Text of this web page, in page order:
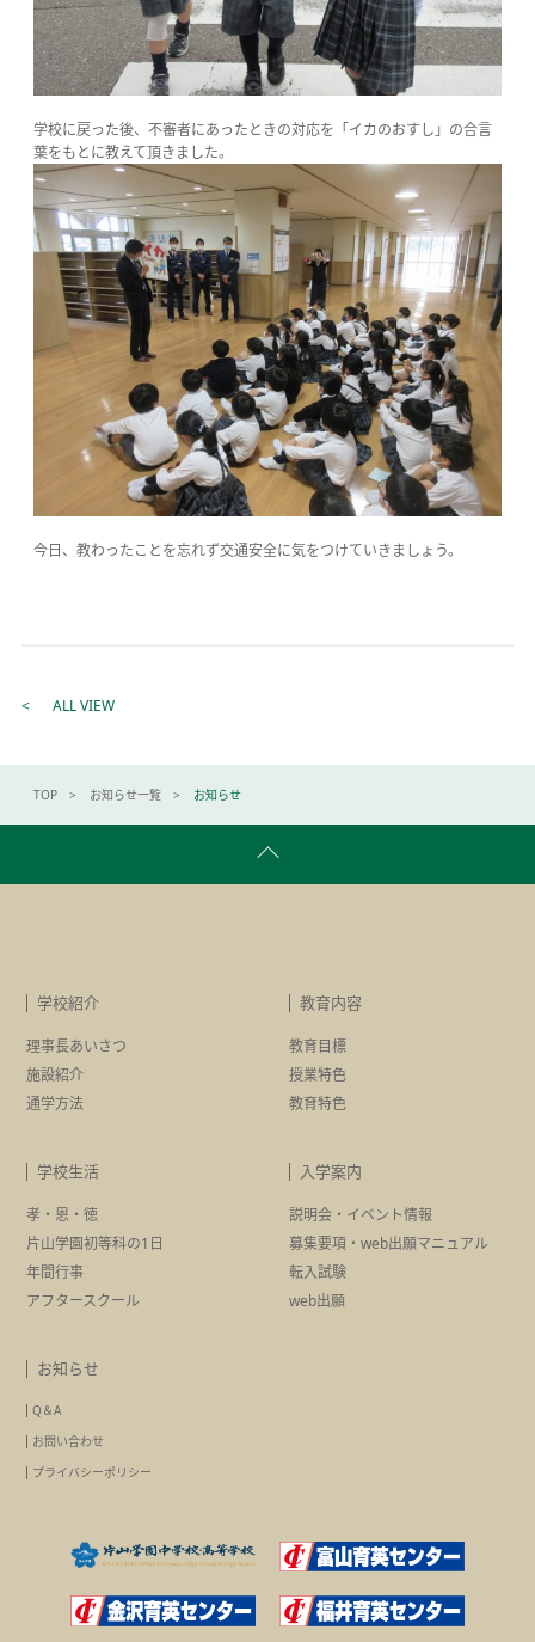
学校に戻った後、不審者にあったときの対応を「イカのおすし」の合言
葉をもとに教えて頂きました。
今日、教わったことを忘れず交通安全に気をつけていきましょう。
ALL VIEW
TOP お知らせ一覧 お知らせ
学校紹介
理事長あいさつ
施設紹介
通学方法
教育内容
教育目標
授業特色
教育特色
学校生活
孝・恩・徳
片山学園初等科の1日
年間行事
アフタースクール
入学案内
説明会・イベント情報
募集要項・ web出願マニュアル
転入試験
web出願
お知らせ
Q＆A
お問い合わせ
プライバシーポリシー